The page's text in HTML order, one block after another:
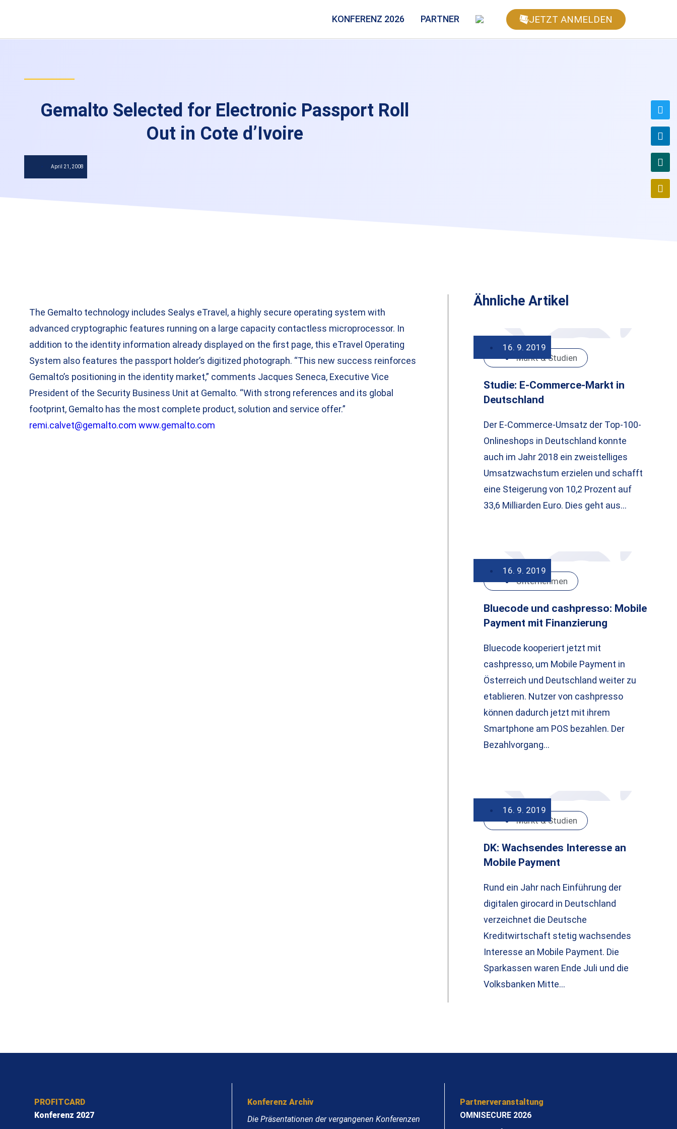
KONFERENZ 2026 PARTNER JETZT ANMELDEN
Gemalto Selected for Electronic Passport Roll
Out in Cote d’Ivoire
April 21, 2008
The Gemalto technology includes Sealys eTravel, a highly secure operating system with
advanced cryptographic features running on a large capacity contactless microprocessor. In
addition to the identity information already displayed on the first page, this eTravel Operating
System also features the passport holder’s digitized photograph. “This new success reinforces
Gemalto’s positioning in the identity market,” comments Jacques Seneca, Executive Vice
President of the Security Business Unit at Gemalto. “With strong references and its global
footprint, Gemalto has the most complete product, solution and service offer.”
remi.calvet@gemalto.com www.gemalto.com
Ähnliche Artikel
16. 9. 2019
Markt & Studien
Studie: E-Commerce-Markt in
Deutschland
Der E-Commerce-Umsatz der Top-100-
Onlineshops in Deutschland konnte
auch im Jahr 2018 ein zweistelliges
Umsatzwachstum erzielen und schafft
eine Steigerung von 10,2 Prozent auf
33,6 Milliarden Euro. Dies geht aus…
16. 9. 2019
Unternehmen
Bluecode und cashpresso: Mobile
Payment mit Finanzierung
Bluecode kooperiert jetzt mit
cashpresso, um Mobile Payment in
Österreich und Deutschland weiter zu
etablieren. Nutzer von cashpresso
können dadurch jetzt mit ihrem
Smartphone am POS bezahlen. Der
Bezahlvorgang…
16. 9. 2019
Markt & Studien
DK: Wachsendes Interesse an
Mobile Payment
Rund ein Jahr nach Einführung der
digitalen girocard in Deutschland
verzeichnet die Deutsche
Kreditwirtschaft stetig wachsendes
Interesse an Mobile Payment. Die
Sparkassen waren Ende Juli und die
Volksbanken Mitte…
PROFITCARD
Konferenz 2027
Konferenz Archiv
Die Präsentationen der vergangenen Konferenzen
Partnerveranstaltung
OMNISECURE 2026